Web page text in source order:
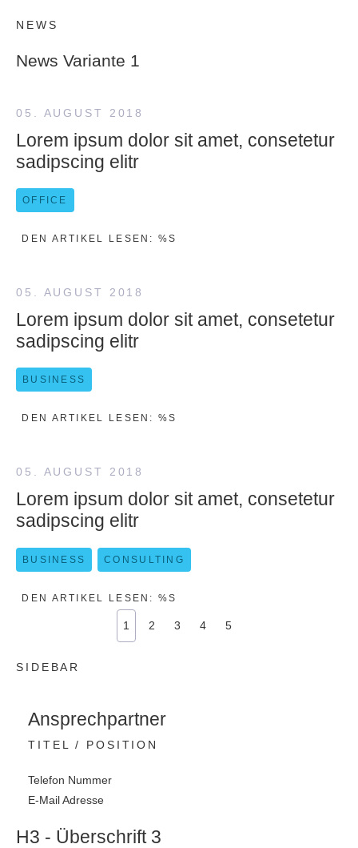
NEWS
News Variante 1
05. AUGUST 2018
Lorem ipsum dolor sit amet, consetetur
sadipscing elitr
OFFICE
DEN ARTIKEL LESEN: %S
05. AUGUST 2018
Lorem ipsum dolor sit amet, consetetur
sadipscing elitr
BUSINESS
DEN ARTIKEL LESEN: %S
05. AUGUST 2018
Lorem ipsum dolor sit amet, consetetur
sadipscing elitr
BUSINESS CONSULTING
DEN ARTIKEL LESEN: %S
1 2 3 4 5
SIDEBAR
Ansprechpartner
TITEL / POSITION
Telefon Nummer
E-Mail Adresse
H3 - Überschrift 3